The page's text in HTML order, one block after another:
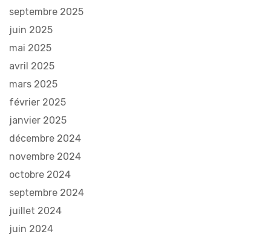
septembre 2025
juin 2025
mai 2025
avril 2025
mars 2025
février 2025
janvier 2025
décembre 2024
novembre 2024
octobre 2024
septembre 2024
juillet 2024
juin 2024